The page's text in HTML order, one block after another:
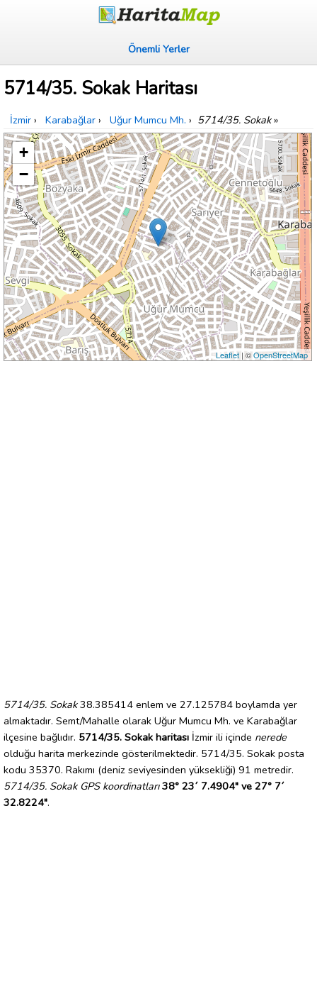
Önemli Yerler
5714/35. Sokak Haritası
İzmir › Karabağlar › Uğur Mumcu Mh. › 5714/35. Sokak»
+
−
Leaflet| ©OpenStreetMap
5714/35. Sokak38.385414 enlem ve 27.125784 boylamda yer
almaktadır. Semt/Mahalle olarak Uğur Mumcu Mh. ve Karabağlar
ilçesine bağlıdır. 5714/35. Sokak haritası İzmir ili içinde nerede
olduğu harita merkezinde gösterilmektedir. 5714/35. Sokak posta
kodu 35370. Rakımı (deniz seviyesinden yüksekliği) 91 metredir.
5714/35. Sokak GPS koordinatları 38° 23´ 7.4904" ve 27° 7´
32.8224".